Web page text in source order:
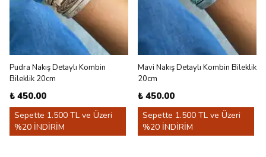
Pudra Nakış Detaylı Kombin
Bileklik 20cm
₺ 450.00
Sepette 1.500 TL ve Üzeri
%20 İNDİRİM
Mavi Nakış Detaylı Kombin Bileklik
20cm
₺ 450.00
Sepette 1.500 TL ve Üzeri
%20 İNDİRİM